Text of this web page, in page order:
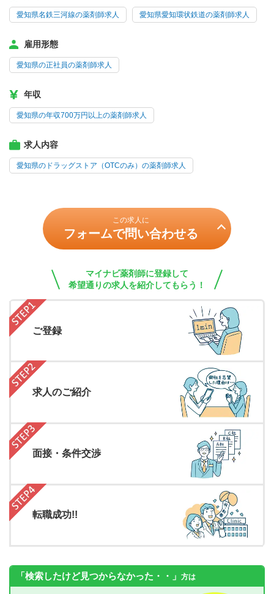
愛知県名鉄三河線の薬剤師求人 愛知県愛知環状鉄道の薬剤師求人
雇用形態
愛知県の正社員の薬剤師求人
年収
愛知県の年収700万円以上の薬剤師求人
求人内容
愛知県のドラッグストア（OTCのみ）の薬剤師求人
この求人に
フォームで問い合わせる
マイナビ薬剤師に登録して
希望通りの求人を紹介してもらう！
ご登録
求人のご紹介
面接・条件交渉
転職成功!!
「検索したけど見つからなかった・・」 方は